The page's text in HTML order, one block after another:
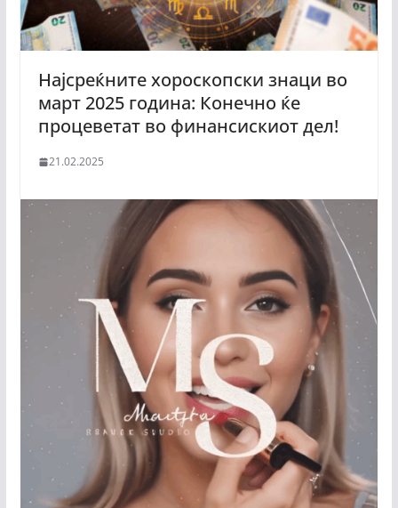
Најсреќните хороскопски знаци во
март 2025 година: Кoнечно ќе
процеветат во финансискиот дел!
21.02.2025